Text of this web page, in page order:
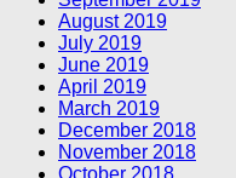
August 2019
July 2019
June 2019
April 2019
March 2019
December 2018
November 2018